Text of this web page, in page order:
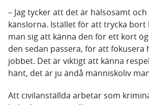
– Jag tycker att det är hälsosamt
känslorna. Istället för att trycka bort
man sig att känna den för ett kort
den sedan passera, för att
jobbet. Det är viktigt att känna
hänt, det är ju ändå människoliv
Att civilanställda arbetar som